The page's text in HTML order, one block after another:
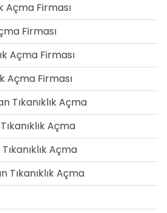
Açma Firması
Firması
Açma Firması
Açma Firması
Tıkanıklık Açma
Açma
Açma
Tıkanıklık Açma